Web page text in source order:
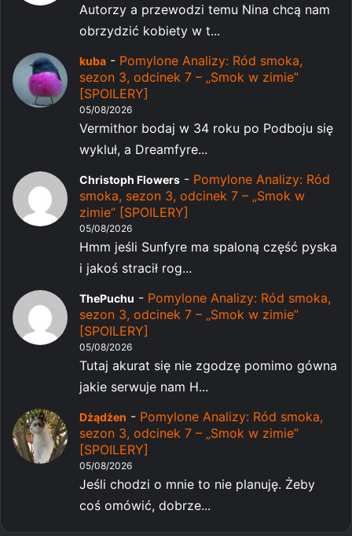
Autorzy a przewodzi temu Nina chcą nam
obrzydzić kobiety w t...
kuba - Pomylone Analizy: Ród smoka,
sezon 3, odcinek 7 – „Smok w zimie”
[SPOILERY]
05/08/2026
Vermithor bodaj w 34 roku po Podboju się
wykluł, a Dreamfyre...
Christoph Flowers - Pomylone Analizy: Ród
smoka, sezon 3, odcinek 7 – „Smok w
zimie” [SPOILERY]
05/08/2026
Hmm jeśli Sunfyre ma spaloną część pyska
i jakoś stracił rog...
ThePuchu - Pomylone Analizy: Ród smoka,
sezon 3, odcinek 7 – „Smok w zimie”
[SPOILERY]
05/08/2026
Tutaj akurat się nie zgodzę pomimo gówna
jakie serwuje nam H...
Dżądżen - Pomylone Analizy: Ród smoka,
sezon 3, odcinek 7 – „Smok w zimie”
[SPOILERY]
05/08/2026
Jeśli chodzi o mnie to nie planuję. Żeby
coś omówić, dobrze...